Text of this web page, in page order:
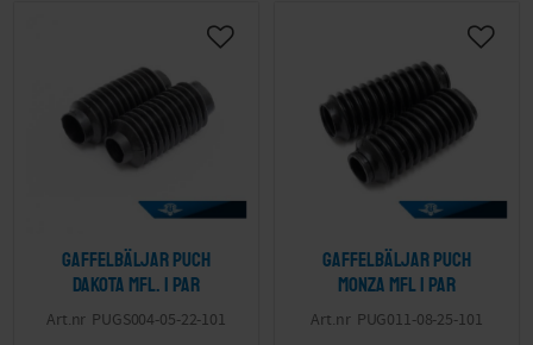
Gaffelbäljar Puch
Dakota mfl. 1 par
PUGS004-05-22-101
Gaffelbäljar Puch
Monza mfl 1 par
PUG011-08-25-101